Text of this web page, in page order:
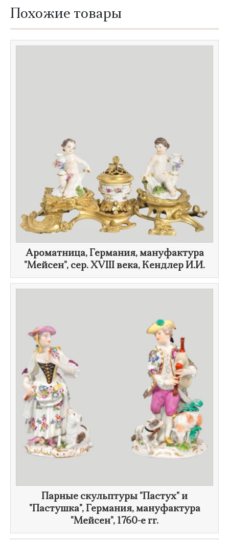
Похожие товары
Ароматница, Германия, мануфактура
"Мейсен", сер. XVIII века, Кендлер И.И.
Парные скульптуры "Пастух" и
"Пастушка", Германия, мануфактура
"Мейсен", 1760-е гг.